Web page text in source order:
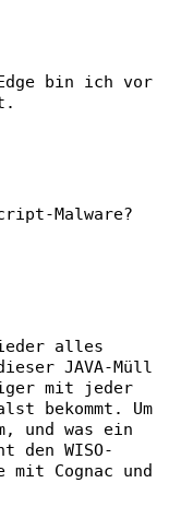
bin ich vor
Malware?
alles
JAVA-Müll
mit jeder
bekommt. Um
und was ein
den WISO-
Cognac und